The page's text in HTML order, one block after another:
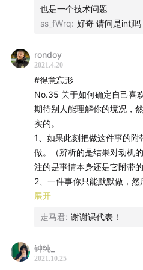
间。带着对生命的有限性与无
读者与听众提供更全面的觉察
也是一个技术问题
ss_fWrq: 好奇 请问是intj吗
rondoy
2021.4.20
#得意忘形
No.35 关于如何确定自己喜
期待别人能理解你的境况，
实的。
1、如果此刻把做这件事的
做。（辨析的是结果对动机
注的是事情本身还是它附带的
2、一件事你只能默默做，
不愿意做。（区分是内在动
做的非常好，但你再也无法
4、如果注定了你10年以后就
展开
走马君: 谢谢课代表！
钟纯_
2021.10.25